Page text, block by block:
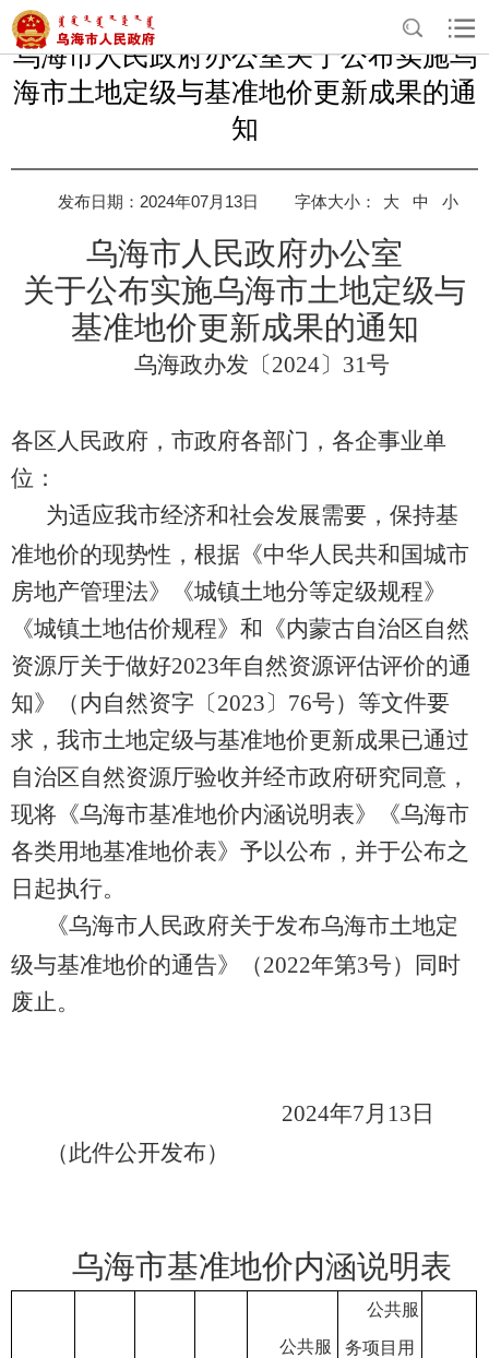
乌海市人民政府办公室关于公布实施乌
海市土地定级与基准地价更新成果的通
知
发布日期：2024年07月13日 字体大小： 大 中 小
乌海市人民政府办公室
关于公布实施乌海市土地定级与
基准地价更新成果的通知
乌海政办发〔2024〕 31号
各区人民政府，市政府各部门，各企事业单
位：
为适应我市经济和社会发展需要，保持基
准地价的现势性，根据《中华人民共和国城市
房地产管理法》《城镇土地分等定级规程》
《城镇土地估价规程》和 《内蒙古自治区自然
资源厅关于做好2023年自然资源评估评价的通
知》（内自然资字 〔2023〕 76号） 等文件要
求，我市土地定级与基准地价更新成果已通过
自治区自然资源厅验收并经市政府研究同意 ，
现将《乌海市基准地价内涵说明表》《乌海市
各类用地基准地价表》 予以公布 ， 并于公布之
日起执行。
《乌海市人民政府关于发布乌海市土地定
级与基准地价的通告》
（2022年第3号）
同时
废止。
2024年7月 13 日
（此件公开发布）
乌海市基准地价内涵说明表
公共服
公共服
务项目用